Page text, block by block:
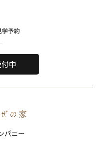
Us
ちについて
性能
事例
ある質問
中
パニー